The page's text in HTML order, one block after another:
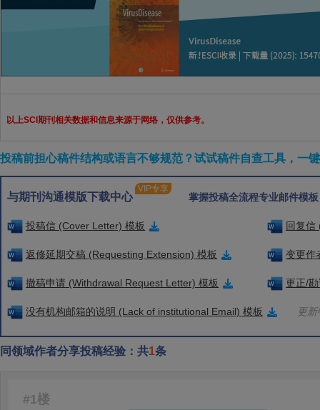
以上SCI期刊相关数据和信息来源于网络，仅供参考。
投稿前担心稿件结构或语言不够规范？试试稿件自查工具，一
与期刊沟通模版下载中心
VIP专享
掌握投稿全流程专业邮件模
投稿信 (Cover Letter) 模板 回复信
返修延期交稿 (Requesting Extension) 模板 变更作
撤稿申请 (Withdrawal Request Letter) 模板 更正/
没有机构邮箱的说明 (Lack of institutional Email) 模板 更
同领域作者分享投稿经验：共1条
#1楼